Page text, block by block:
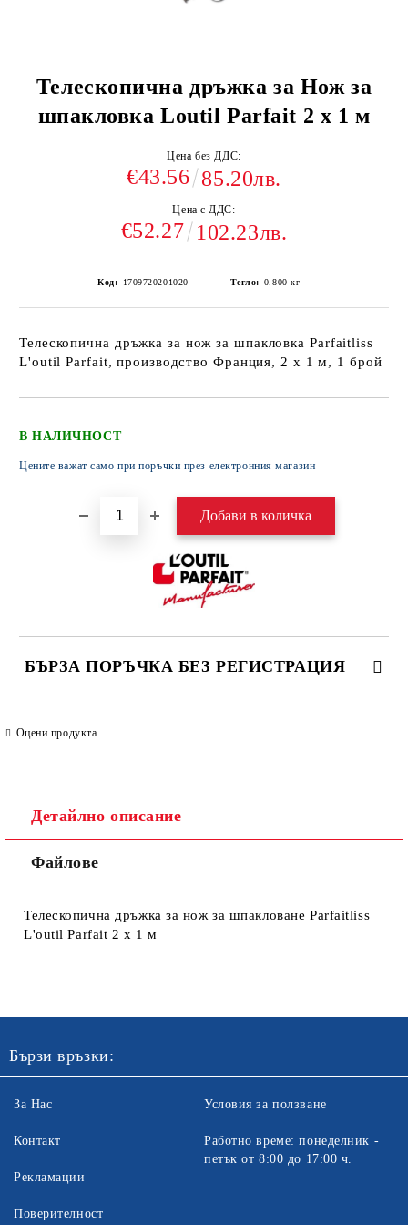
Телескопична дръжка за Нож за
шпакловка Loutil Parfait 2 х 1 м
Цена без ДДС:
€43.56 85.20лв.
Цена с ДДС:
€52.27 102.23лв.
Код: 1709720201020 Тегло: 0.800 кг
Телескопична дръжка за нож за шпакловка Parfaitliss
L'outil Parfait, производство Франция, 2 х 1 м, 1 брой
В НАЛИЧНОСТ
Цените важат само при поръчки през електронния магазин
БЪРЗА ПОРЪЧКА БЕЗ РЕГИСТРАЦИЯ
Оцени продукта
Детайлно описание
Файлове
Телескопична дръжка за нож за шпакловане Parfaitliss
L'outil Parfait 2 х 1 м
Бързи връзки:
За Нас
Контакт
Рекламации
Поверителност
Условия за ползване
Работно време: понеделник -
петък от 8:00 до 17:00 ч.